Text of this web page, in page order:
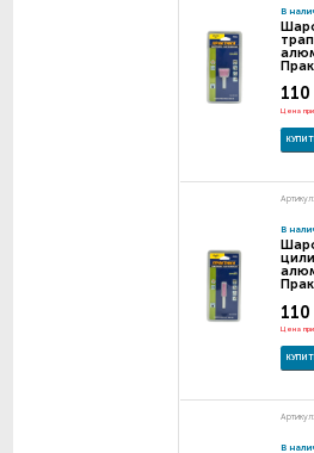
В
Цена
Артикул:
В
Цена
Артикул:
В